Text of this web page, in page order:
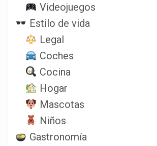
Videojuegos
Estilo de vida
Legal
Coches
Cocina
Hogar
Mascotas
Niños
Gastronomía